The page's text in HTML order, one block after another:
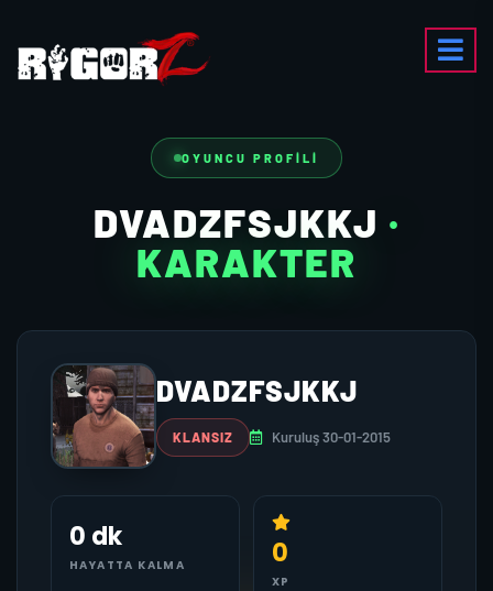
OYUNCU PROFILI
DVADZFSJKKJ ·
KARAKTER
DVADZFSJKKJ
KLANSIZ Kuruluş 30-01-2015
0 dk
HAYATTA KALMA 0
XP